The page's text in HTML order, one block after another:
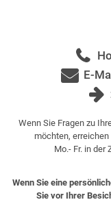
E-
Wenn Sie Fragen zu
möchten,
Mo.- Fr. in der
Wenn Sie eine
Sie vor Ihrer